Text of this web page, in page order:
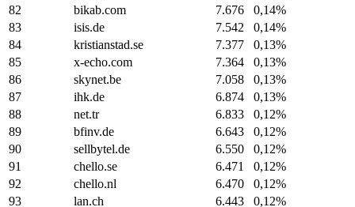
82
bikab.com 7.676
0,14%
83
isis.de 7.542
0,14%
84
kristianstad.se 7.377
0,13%
85
x-echo.com 7.364
0,13%
86
skynet.be 7.058
0,13%
87
ihk.de 6.874
0,13%
88
net.tr 6.833
0,12%
89
bfinv.de 6.643
0,12%
90
sellbytel.de 6.550
0,12%
91
chello.se 6.471
0,12%
92
chello.nl 6.470
0,12%
93
lan.ch 6.443
0,12%